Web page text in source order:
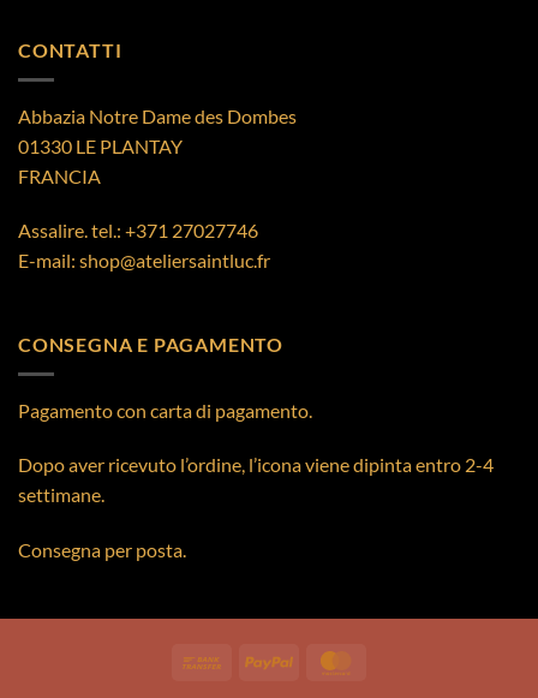
CONTATTI
Abbazia Notre Dame des Dombes
01330 LE PLANTAY
FRANCIA
Assalire. tel.: +371 27027746
E-mail: shop@ateliersaintluc.fr
CONSEGNA E PAGAMENTO
Pagamento con carta di pagamento.
Dopo aver ricevuto l’ordine, l’icona viene dipinta entro 2-4
settimane.
Consegna per posta.
Bank
PayPal